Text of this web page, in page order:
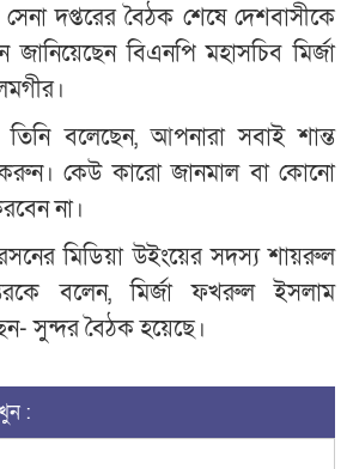
দপ্তরের বৈঠক শেষে দেশবাসীকে
জানিয়েছেন বিএনপি মহাসচিব মির্জা
তিনি বলেছেন, আপনারা সবাই শান্ত
করুন। কেউ কারো জানমাল বা কোনো
না।
মিডিয়া উইংয়ের সদস্য শায়রুল
বলেন, মির্জা ফখরুল ইসলাম
সুন্দর বৈঠক হয়েছে।
: